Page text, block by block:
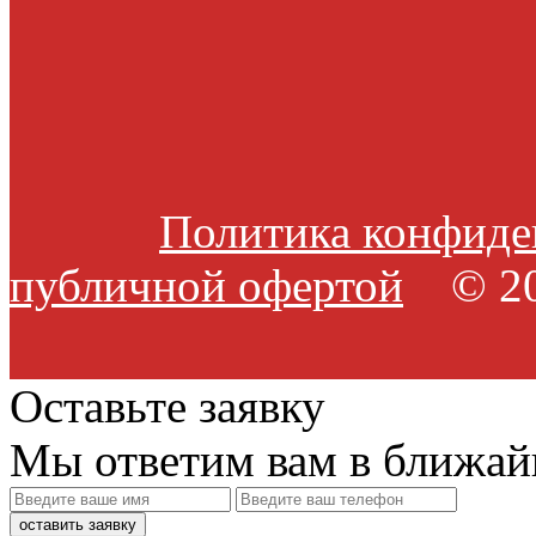
Политика
публичной офертой ©
Оставьте заявку
Мы ответим вам в
оставить заявку